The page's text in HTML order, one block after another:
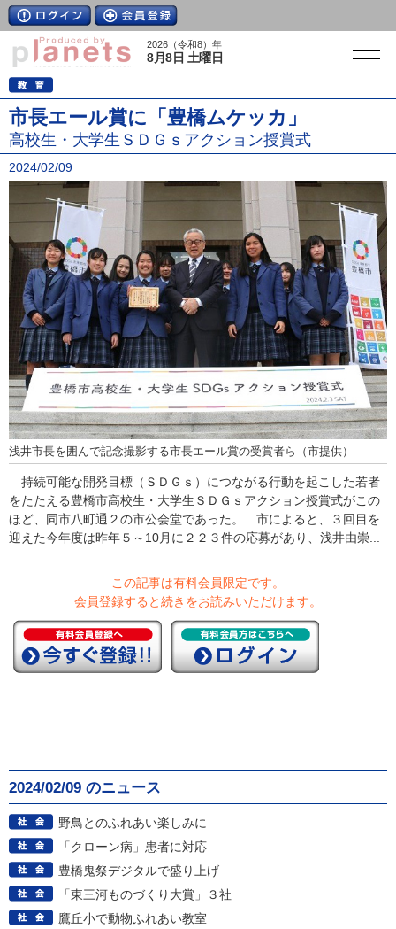
2026（令和8）年
8月8日 土曜日
市長エール賞に「豊橋ムケッカ」
高校生・大学生ＳＤＧｓアクション授賞式
2024/02/09
浅井市長を囲んで記念撮影する市長エール賞の受賞者ら（市提供）
持続可能な開発目標（ＳＤＧｓ）につながる行動を起こした若者
をたたえる豊橋市高校生・大学生ＳＤＧｓアクション授賞式がこの
ほど、同市八町通２の市公会堂であった。 市によると、３回目を
迎えた今年度は昨年５～10月に２２３件の応募があり、浅井由崇...
この記事は有料会員限定です。
会員登録すると続きをお読みいただけます。
2024/02/09 のニュース
野鳥とのふれあい楽しみに
「クローン病」患者に対応
豊橋鬼祭デジタルで盛り上げ
「東三河ものづくり大賞」３社
鷹丘小で動物ふれあい教室